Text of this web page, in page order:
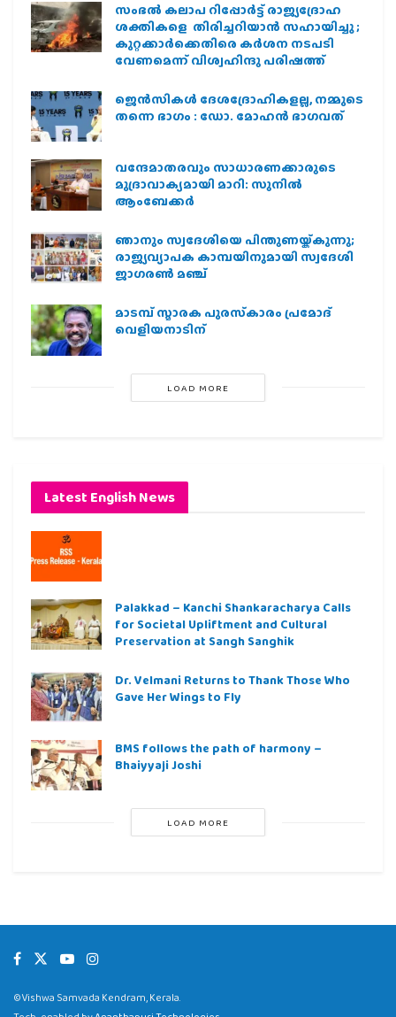
സംഭൽ കലാപ റിപ്പോർട്ട് രാജ്യദ്രോഹ
ശക്തികളെ തിരിച്ചറിയാൻ സഹായിച്ചു ;
കുറ്റക്കാർക്കെതിരെ കർശന നടപടി
വേണമെന്ന് വിശ്വഹിന്ദു പരിഷത്ത്
ജെന്‍സികള്‍ ദേശദ്രോഹികളല്ല, നമ്മുടെ
തന്നെ ഭാഗം : ഡോ. മോഹന്‍ ഭാഗവത്
വന്ദേമാതരവും സാധാരണക്കാരുടെ
മുദ്രാവാക്യമായി മാറി: സുനിൽ
ആംബേക്കർ
ഞാനും സ്വദേശിയെ പിന്തുണയ്ക്കുന്നു;
രാജ്യവ്യാപക കാമ്പയിനുമായി സ്വദേശി
ജാഗരണ്‍ മഞ്ച്
മാടമ്പ് സ്മാരക പുരസ്‌കാരം പ്രമോദ്
വെളിയനാടിന്
LOAD MORE
Latest English News
Palakkad – Kanchi Shankaracharya Calls
for Societal Upliftment and Cultural
Preservation at Sangh Sanghik
Dr. Velmani Returns to Thank Those Who
Gave Her Wings to Fly
BMS follows the path of harmony –
Bhaiyyaji Joshi
LOAD MORE
©Vishwa Samvada Kendram, Kerala.